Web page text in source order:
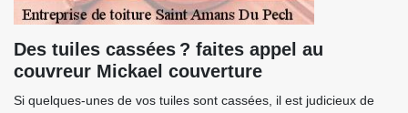
Des tuiles cassées ? faites appel au
couvreur Mickael couverture
Si quelques-unes de vos tuiles sont cassées, il est judicieux de